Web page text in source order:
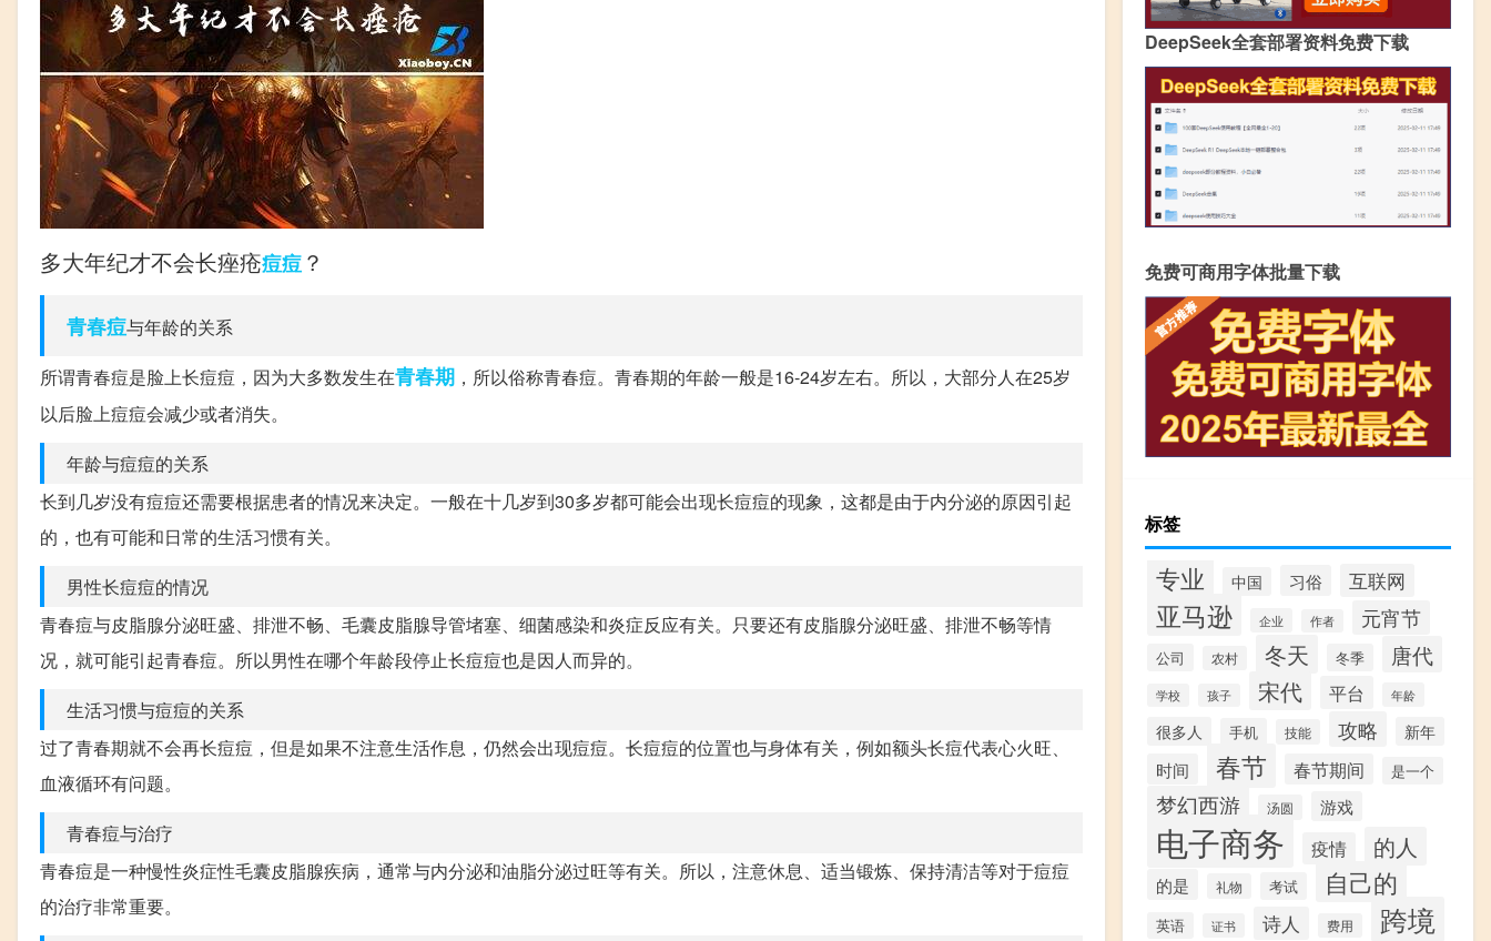
多大年纪才不会长痤疮痘痘？
青春痘与年龄的关系
所谓青春痘是脸上长痘痘，因为大多数发生在青春期 ，所以俗称青春痘。青春期的年龄一般是16-24岁左右。所以，大部分人在25岁
以后脸上痘痘会减少或者消失。
年龄与痘痘的关系
长到几岁没有痘痘还需要根据患者的情况来决定。一般在十几岁到30多岁都可能会出现长痘痘的现象，这都是由于内分泌的原因引起
的，也有可能和日常的生活习惯有关。
男性长痘痘的情况
青春痘与皮脂腺分泌旺盛、排泄不畅、毛囊皮脂腺导管堵塞、细菌感染和炎症反应有关。只要还有皮脂腺分泌旺盛、排泄不畅等情
况，就可能引起青春痘。所以男性在哪个年龄段停止长痘痘也是因人而异的。
生活习惯与痘痘的关系
过了青春期就不会再长痘痘，但是如果不注意生活作息，仍然会出现痘痘。长痘痘的位置也与身体有关，例如额头长痘代表心火旺、
血液循环有问题。
青春痘与治疗
青春痘是一种慢性炎症性毛囊皮脂腺疾病，通常与内分泌和油脂分泌过旺等有关。所以，注意休息、适当锻炼、保持清洁等对于痘痘
的治疗非常重要。
DeepSeek全套部署资料免费下载
免费可商用字体批量下载
标签
专业 中国 习俗 互联网
亚马逊 企业 作者 元宵节
公司 农村 冬天 冬季 唐代
学校 孩子 宋代 平台 年龄
很多人 手机 技能 攻略 新年
时间 春节 春节期间 是一个
梦幻西游 汤圆 游戏
电子商务 疫情 的人
的是 礼物 考试 自己的
英语 证书 诗人 费用 跨境